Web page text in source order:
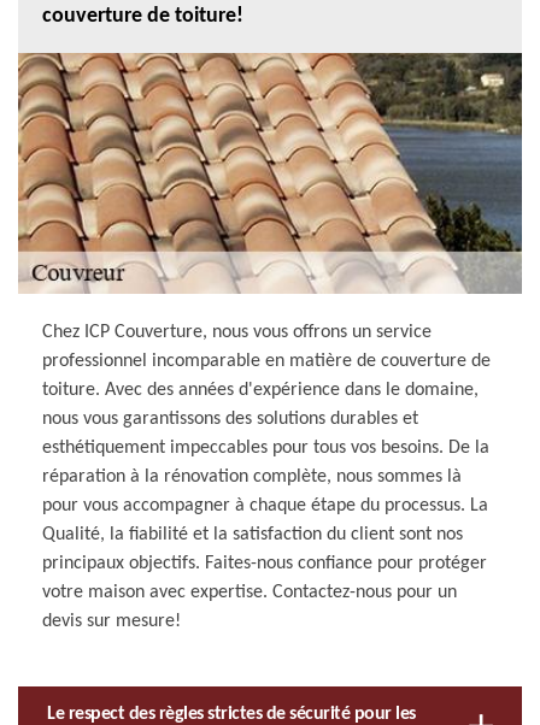
couverture de toiture!
Chez ICP Couverture, nous vous offrons un service
professionnel incomparable en matière de couverture de
toiture. Avec des années d'expérience dans le domaine,
nous vous garantissons des solutions durables et
esthétiquement impeccables pour tous vos besoins. De la
réparation à la rénovation complète, nous sommes là
pour vous accompagner à chaque étape du processus. La
Qualité, la fiabilité et la satisfaction du client sont nos
principaux objectifs. Faites-nous confiance pour protéger
votre maison avec expertise. Contactez-nous pour un
devis sur mesure!
Le respect des règles strictes de sécurité pour les